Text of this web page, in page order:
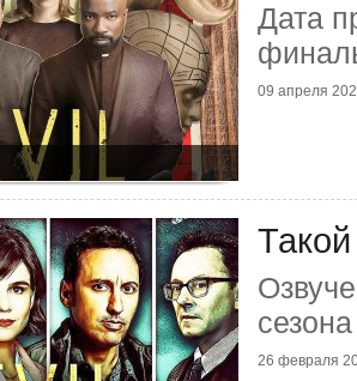
Дата
09 апреля
26 февраля